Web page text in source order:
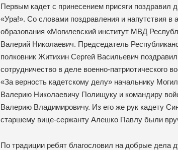
Первым кадет с принесением присяги поздравил
«Ура!». Со словами поздравления и напутствия в
образования «Могилевский институт МВД
Валерий Николаевич. Председатель
полковник Житихин Сергей Васильевич
сотрудничество в деле военно-патриотического
«За верность кадетскому делу» начальнику
Валерию Николаевичу Полищуку и командиру
Валерию Владимировичу. Из его же рук кадету
старшему вице-сержанту Алешко Павлу были
По традиции ребят благословил на добрые дела